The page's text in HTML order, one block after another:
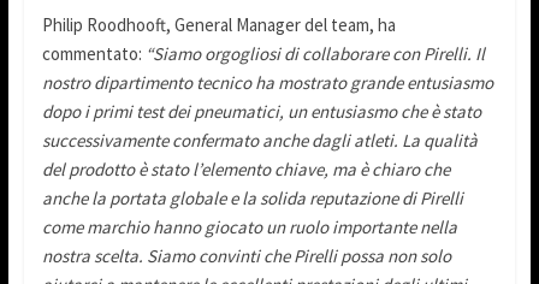
Philip Roodhooft, General Manager del team, ha
commentato: “Siamo orgogliosi di collaborare con Pirelli. Il
nostro dipartimento tecnico ha mostrato grande entusiasmo
dopo i primi test dei pneumatici, un entusiasmo che è stato
successivamente confermato anche dagli atleti. La qualità
del prodotto è stato l’elemento chiave, ma è chiaro che
anche la portata globale e la solida reputazione di Pirelli
come marchio hanno giocato un ruolo importante nella
nostra scelta. Siamo convinti che Pirelli possa non solo